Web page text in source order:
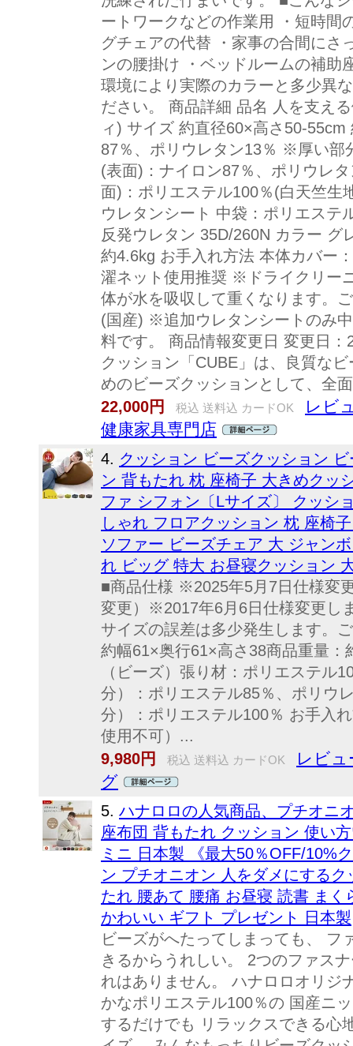
ートワークなどの作業用 ・短時間
グチェアの代替 ・家事の合間にさ
ンの腰掛け ・ベッドルームの補
環境により実際のカラーと多少異
ださい。 商品詳細 品名 人を支え
ィ) サイズ 約直径60×高さ50-
87％、ポリウレタン13％ ※厚い部
(表面)：ナイロン87％、ポリウレ
面)：ポリエステル100％(白天竺生
ウレタンシート 中袋：ポリエステ
反発ウレタン 35D/260N カラー グ
約4.6kg お手入れ方法 本体カバー
濯ネット使用推奨 ※ドライクリー
体が水を吸収して重くなります。
(国産) ※追加ウレタンシートのみ
料です。 商品情報変更日 変更日
クッション「CUBE」は、良質な
めのビーズクッションとして、全
22,000円
税込 送料込 カードOK
レビ
健康家具専門店
4. クッション ビーズクッション
ン 背もたれ 枕 座椅子 大きめクッ
ファ シフォン〔Lサイズ〕 クッシ
しゃれ フロアクッション 枕 座椅
ソファー ビーズチェア 大 ジャン
れ ビッグ 特大 お昼寝クッション
■商品仕様 ※2025年5月7日仕様変
変更）※2017年6月6日仕様変更し
サイズの誤差は多少発生します。
約幅61×奥行61×高さ38商品重量
（ビーズ）張り材：ポリエステル
分）：ポリエステル85％、ポリウ
分）：ポリエステル100％ お手入
使用不可）...
9,980円
税込 送料込 カードOK
レビュ
グ
5. ハナロロの人気商品、プチオニ
座布団 背もたれ クッション 使い
ミニ 日本製 《最大50％OFF/10%
ン プチオニオン 人をダメにする
たれ 腰あて 腰痛 お昼寝 読書 ま
かわいい ギフト プレゼント 日本製
ビーズがへたってしまっても、 フ
きるからうれしい。 2つのファス
れはありません。 ハナロロオリジ
かなポリエステル100％の 国産ニ
するだけでも リラックスできる心